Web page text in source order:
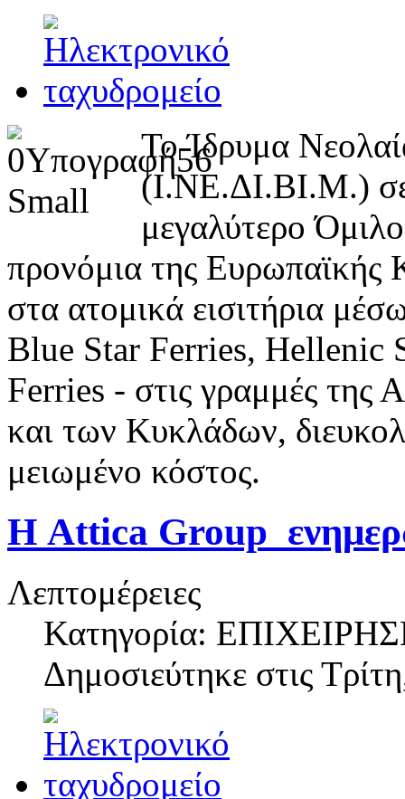
Το Ίδρυμα
(Ι.ΝΕ.ΔΙ.ΒΙ.Μ.)
μεγαλύτερο
προνόμια της
στα ατομικά εισιτήρια
Blue Star Ferries, Hellenic
Ferries - στις γραμμές της
και των Κυκλάδων,
μειωμένο κόστος.
Η Attica Group
Λεπτομέρειες
Κατηγορία:
Δημοσιεύτηκε στις